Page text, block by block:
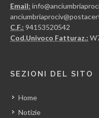
Email:
C.F.: 94153520542
Cod.Univoco Fatturaz.:
SEZIONI DEL SITO
Home
Notizie